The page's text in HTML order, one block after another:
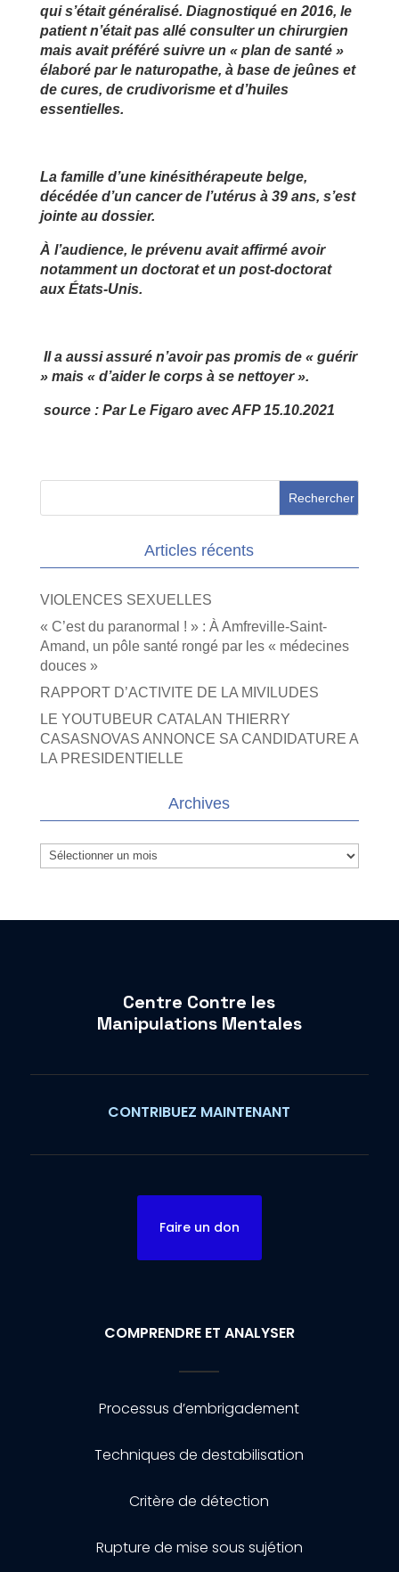
qui s’était généralisé. Diagnostiqué en 2016, le
patient n’était pas allé consulter un chirurgien
mais avait préféré suivre un « plan de santé »
élaboré par le naturopathe, à base de jeûnes et
de cures, de crudivorisme et d’huiles
essentielles.
La famille d’une kinésithérapeute belge,
décédée d’un cancer de l’utérus à 39 ans, s’est
jointe au dossier.
À l’audience, le prévenu avait affirmé avoir
notamment un doctorat et un post-doctorat
aux États-Unis.
Il a aussi assuré n’avoir pas promis de « guérir
» mais « d’aider le corps à se nettoyer ».
source : Par Le Figaro avec AFP 15.10.2021
Articles récents
VIOLENCES SEXUELLES
« C’est du paranormal ! » : À Amfreville-Saint-
Amand, un pôle santé rongé par les « médecines
douces »
RAPPORT D’ACTIVITE DE LA MIVILUDES
LE YOUTUBEUR CATALAN THIERRY
CASASNOVAS ANNONCE SA CANDIDATURE A
LA PRESIDENTIELLE
Archives
Archives
Centre Contre les
Manipulations Mentales
CONTRIBUEZ MAINTENANT
Faire un don
COMPRENDRE ET ANALYSER
Processus d’embrigadement
Techniques de destabilisation
Critère de détection
Rupture de mise sous sujétion